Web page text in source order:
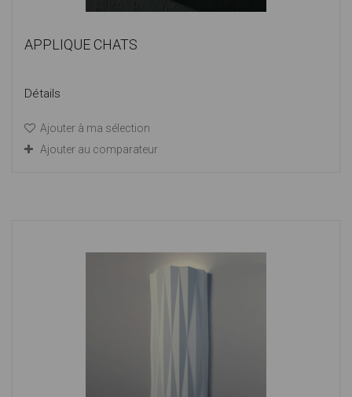
APPLIQUE CHATS
Détails
Ajouter à ma sélection
Ajouter au comparateur